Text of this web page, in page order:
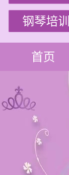
钢琴培训
首页